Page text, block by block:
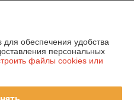
обеспечения удобства
персональных
файлы cookies или